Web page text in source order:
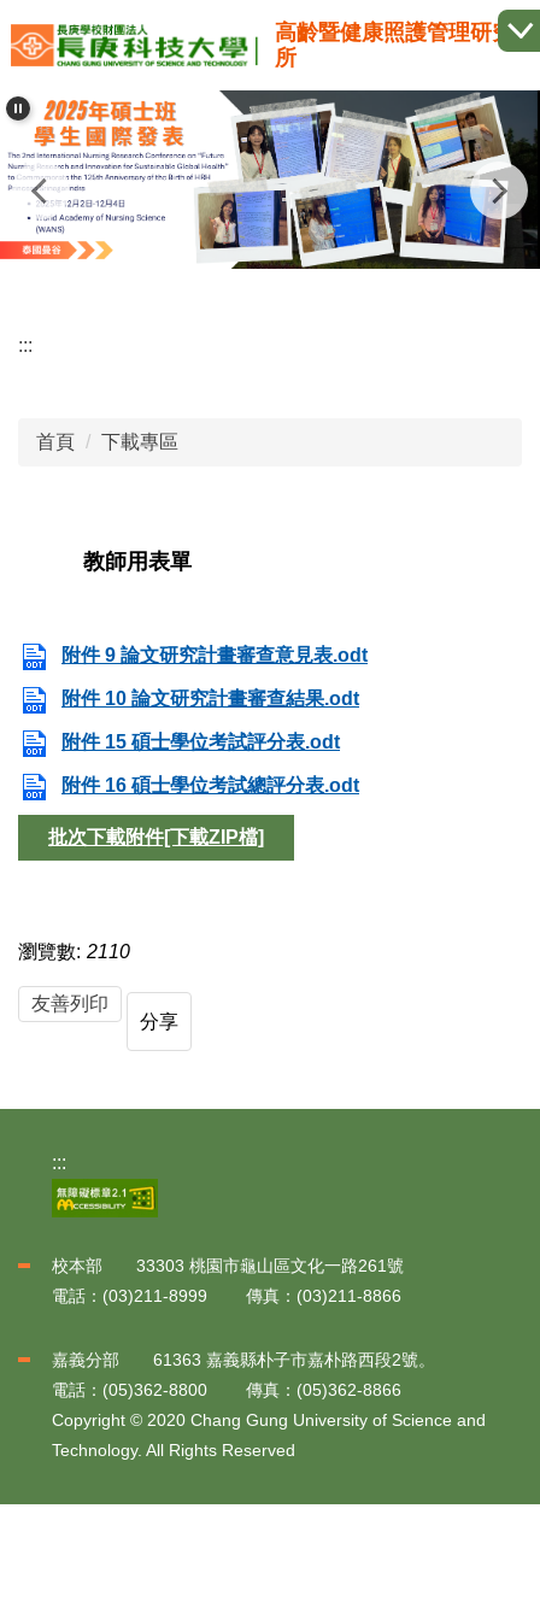
到
要
容
區
高齡暨健康照護管理研究
所
:::
首頁 下載專區
教師用表單
附件 9 論文研究計畫審查意見表.odt
附件 10 論文研究計畫審查結果.odt
附件 15 碩士學位考試評分表.odt
附件 16 碩士學位考試總評分表.odt
批次下載附件[下載ZIP檔]
瀏覽數: 2110
友善列印
分享
:::
校本部 33303 桃園市龜山區文化一路261號
電話：(03)211-8999 傳真：(03)211-8866
嘉義分部 61363 嘉義縣朴子市嘉朴路西段2號。
電話：(05)362-8800 傳真：(05)362-8866
Copyright © 2020 Chang Gung University of Science and
Technology. All Rights Reserved